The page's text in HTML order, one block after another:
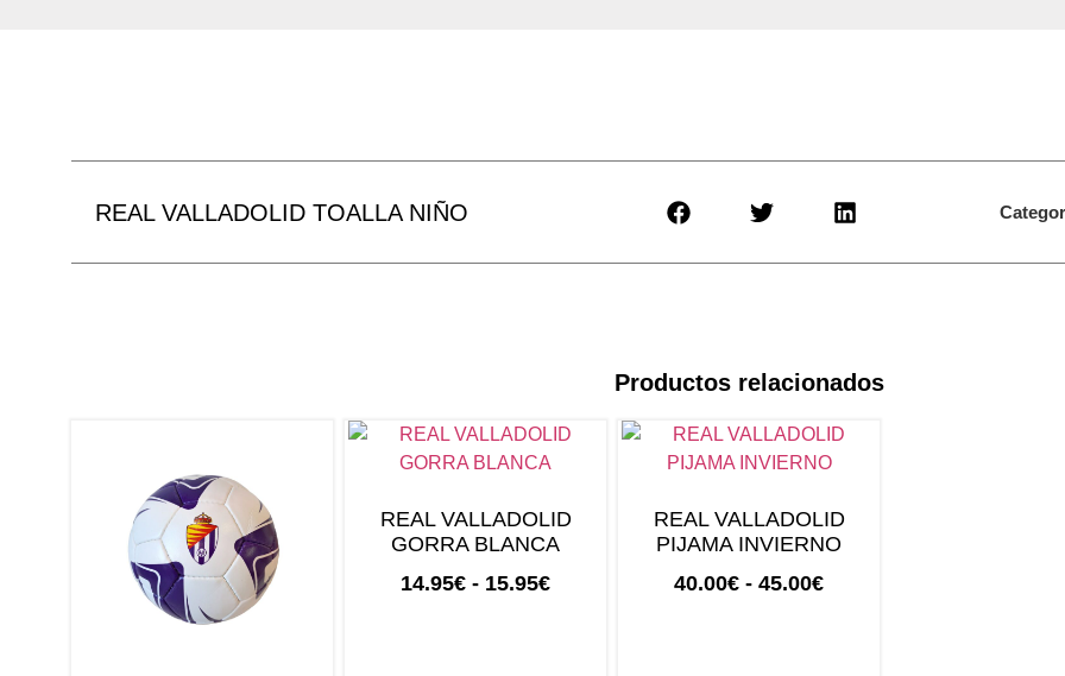
REAL VALLADOLID TOALLA NIÑO
Productos relacionados
REAL VALLADOLID
GORRA BLANCA
14.95€ - 15.95€
REAL VALLADOLID
PIJAMA INVIERNO
40.00€ - 45.00€